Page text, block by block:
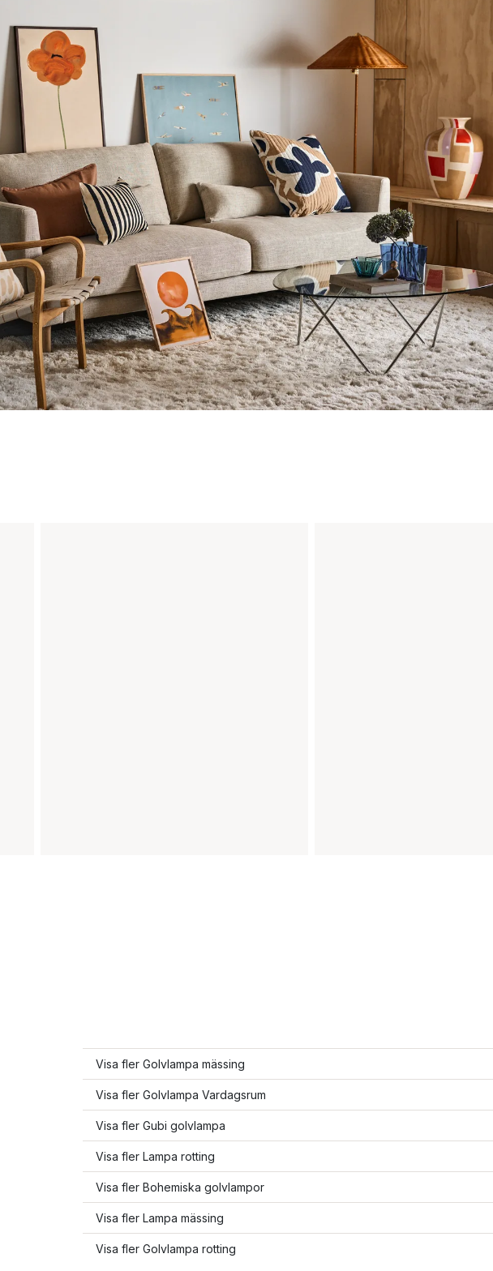
Visa fler Golvlampa mässing
Visa fler Golvlampa Vardagsrum
Visa fler Gubi golvlampa
Visa fler Lampa rotting
Visa fler Bohemiska golvlampor
Visa fler Lampa mässing
Visa fler Golvlampa rotting